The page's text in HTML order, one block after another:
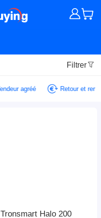
Filtrer
Vendeur agréé Retour et
Tronsmart Halo 200